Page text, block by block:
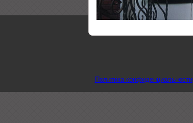
Политика конфиденциальности